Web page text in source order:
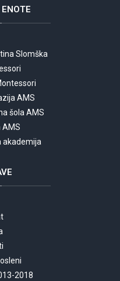
ENOTE
Slomška
AMS
šola AMS
AMS
akademija
2018